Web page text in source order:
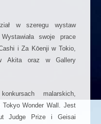
w szeregu wystaw
swoje prace
i Za Kōenji w Tokio,
Akita oraz w Gallery
malarskich,
Wonder Wall. Jest
Judge Prize i Geisai